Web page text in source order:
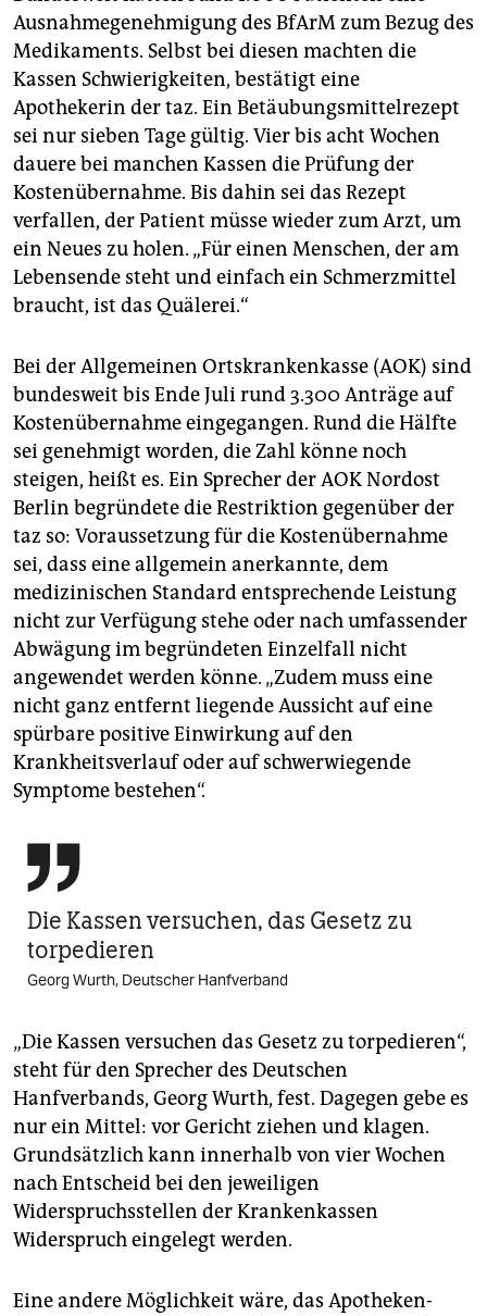
Ausnahmegenehmigung des BfArM zum Bezug des
Medikaments. Selbst bei diesen machten die
Kassen Schwierigkeiten, bestätigt eine
Apothekerin der taz. Ein Betäubungsmittelrezept
sei nur sieben Tage gültig. Vier bis acht Wochen
dauere bei manchen Kassen die Prüfung der
Kostenübernahme. Bis dahin sei das Rezept
verfallen, der Patient müsse wieder zum Arzt, um
ein Neues zu holen. „Für einen Menschen, der am
Lebensende steht und einfach ein Schmerzmittel
braucht, ist das Quälerei.“
Bei der Allgemeinen Ortskrankenkasse (AOK) sind
bundesweit bis Ende Juli rund 3.300 Anträge auf
Kostenübernahme eingegangen. Rund die Hälfte
sei genehmigt worden, die Zahl könne noch
steigen, heißt es. Ein Sprecher der AOK Nordost
Berlin begründete die Restriktion gegenüber der
taz so: Voraussetzung für die Kostenübernahme
sei, dass eine allgemein anerkannte, dem
medizinischen Standard entsprechende Leistung
nicht zur Verfügung stehe oder nach umfassender
Abwägung im begründeten Einzelfall nicht
angewendet werden könne. „Zudem muss eine
nicht ganz entfernt liegende Aussicht auf eine
spürbare positive Einwirkung auf den
Krankheitsverlauf oder auf schwerwiegende
Symptome bestehen“.

Die Kassen ­versuchen, das Gesetz zu
torpedieren
Georg Wurth, Deutscher Hanfverband
„Die Kassen versuchen das Gesetz zu torpedieren“,
steht für den Sprecher des Deutschen
Hanfverbands, Georg Wurth, fest. Dagegen gebe es
nur ein Mittel: vor Gericht ziehen und klagen.
Grundsätzlich kann innerhalb von vier Wochen
nach Entscheid bei den jeweiligen
Widerspruchsstellen der Krankenkassen
Widerspruch eingelegt werden.
Eine andere Möglichkeit wäre, das Apotheken-